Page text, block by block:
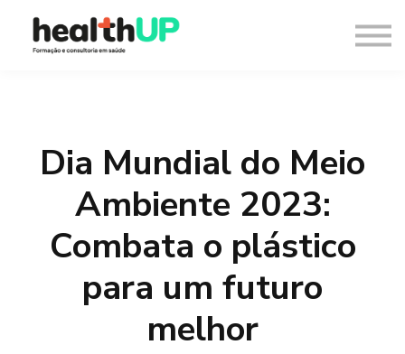
Blog
Registar
Dia Mundial do Meio
Ambiente 2023:
Combata o plástico
para um futuro
melhor